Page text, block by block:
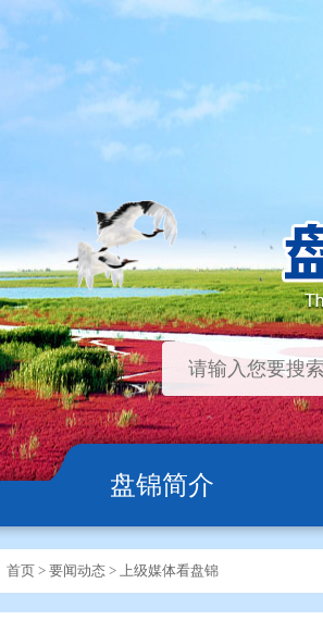
盘锦简介
首页 > 要闻动态 > 上级媒体看盘锦